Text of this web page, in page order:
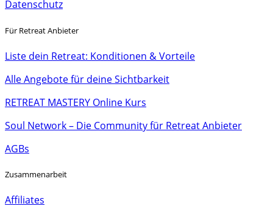
Datenschutz
Für Retreat Anbieter
Liste dein Retreat: Konditionen & Vorteile
Alle Angebote für deine Sichtbarkeit
RETREAT MASTERY Online Kurs
Soul Network – Die Community für Retreat Anbieter
AGBs
Zusammenarbeit
Affiliates